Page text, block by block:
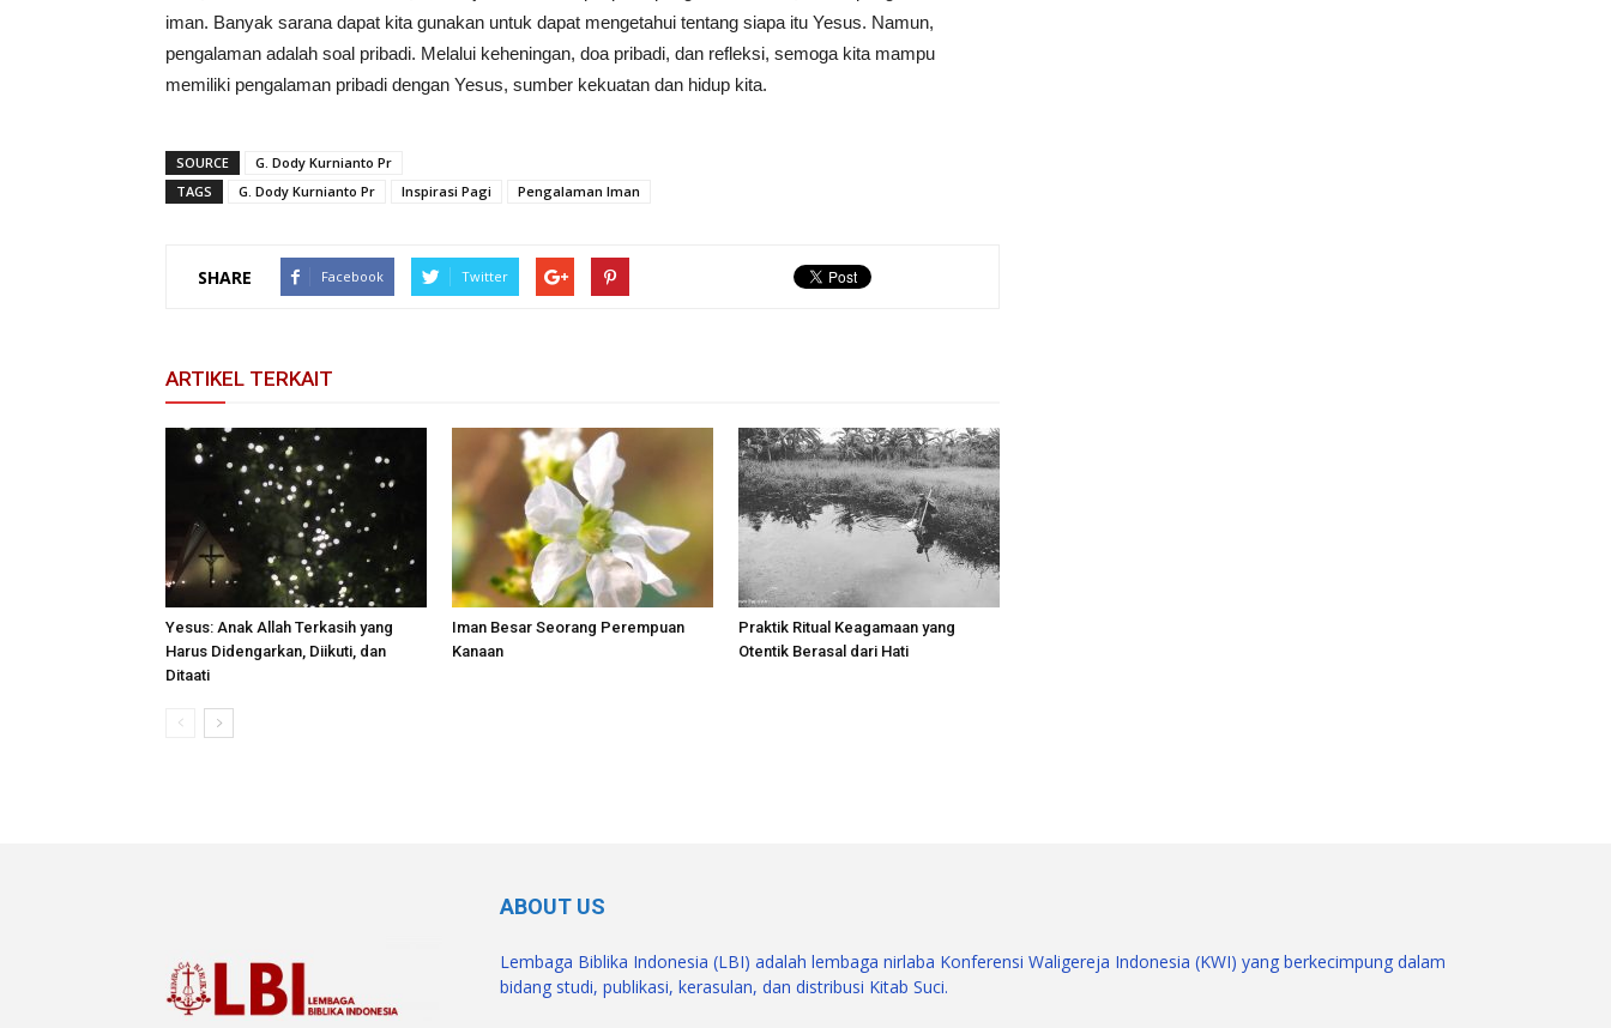
iman. Banyak sarana dapat kita gunakan untuk dapat mengetahui tentang siapa itu Yesus. Namun,
pengalaman adalah soal pribadi. Melalui keheningan, doa pribadi, dan refleksi, semoga kita mampu
memiliki pengalaman pribadi dengan Yesus, sumber kekuatan dan hidup kita.
SOURCE
G. Dody Kurnianto Pr
TAGS
G. Dody Kurnianto Pr Inspirasi Pagi Pengalaman Iman
SHARE Facebook Twitter
ARTIKEL TERKAIT
Yesus: Anak Allah Terkasih yang
Harus Didengarkan, Diikuti, dan
Ditaati
Iman Besar Seorang Perempuan
Kanaan
Praktik Ritual Keagamaan yang
Otentik Berasal dari Hati
ABOUT US
Lembaga Biblika Indonesia (LBI) adalah lembaga nirlaba Konferensi Waligereja Indonesia (KWI) yang berkecimpung dalam
bidang studi, publikasi, kerasulan, dan distribusi Kitab Suci.